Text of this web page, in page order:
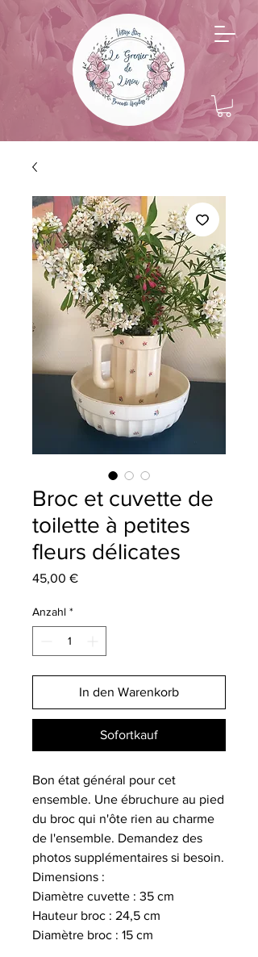
Broc et cuvette de
toilette à petites
fleurs délicates
45,00 €Preis
Anzahl *
In den Warenkorb
Sofortkauf
Bon état général pour cet
ensemble. Une ébruchure au pied
du broc qui n'ôte rien au charme
de l'ensemble. Demandez des
photos supplémentaires si besoin.
Dimensions :
Diamètre cuvette : 35 cm
Hauteur broc : 24,5 cm
Diamètre broc : 15 cm